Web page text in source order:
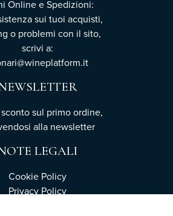
Online e Spedizioni:
sui tuoi acquisti,
o problemi con il sito,
scrivi a:
sconto sul primo ordine,
alla newsletter
LEGALI
Cookie Policy
Privacy Policy